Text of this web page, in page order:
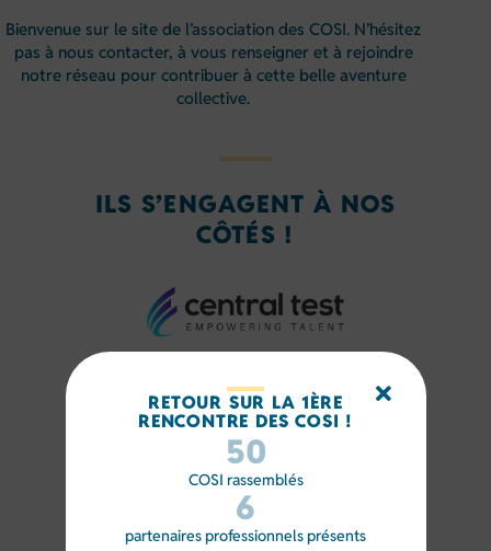
Bienvenue sur le site de l’association des COSI. N’hésitez
pas à nous contacter, à vous renseigner et à rejoindre
notre réseau pour contribuer à cette belle aventure
collective.
ILS S’ENGAGENT À NOS
CÔTÉS !
RETOUR SUR LA 1ÈRE
RENCONTRE DES COSI !
COSI rassemblés
50
partenaires professionnels présents
6